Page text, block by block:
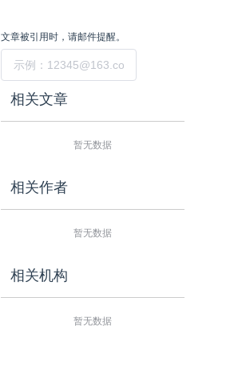
文章被引用时，请邮件提醒。
相关文章
暂无数据
相关作者
暂无数据
相关机构
暂无数据